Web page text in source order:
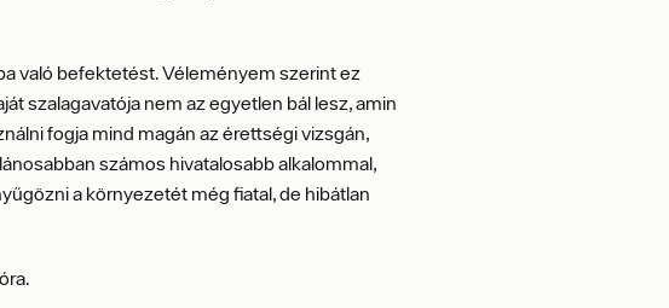
való befektetést. Véleményem szerint ez
szalagavatója nem az egyetlen bál lesz, amin
fogja mind magán az érettségi vizsgán,
számos hivatalosabb alkalommal,
a környezetét még fiatal, de hibátlan